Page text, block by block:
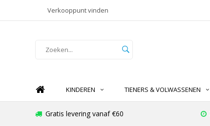
Verkooppunt vinden
KINDEREN TIENERS & VOLWASSENEN
Gratis levering vanaf €60